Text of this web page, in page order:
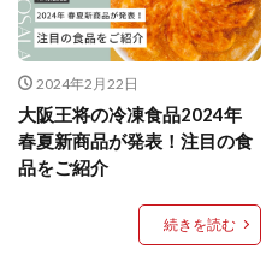
2024年2月22日
大阪王将の冷凍食品2024年
春夏新商品が発表！注目の食
品をご紹介
続きを読む